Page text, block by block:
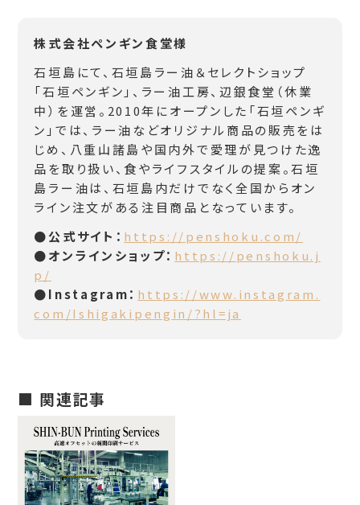
株式会社ペンギン食堂様
石垣島にて、石垣島ラー油＆セレクトショップ
「石垣ペンギン」、ラー油工房、辺銀食堂（休業
中）を運営。2010年にオープンした「石垣ペンギ
ン」では、ラー油などオリジナル商品の販売をは
じめ、八重山諸島や国内外で愛理が見つけた逸
品を取り扱い、食やライフスタイルの提案。石垣
島ラー油は、石垣島内だけでなく全国からオン
ライン注文がある注目商品となっています。
●公式サイト： https://penshoku.com/
●オンラインショップ： https://penshoku.j
p/
●Instagram： https://www.instagram.
com/Ishigakipengin/?hl=ja
■ 関連記事